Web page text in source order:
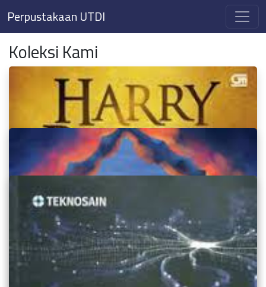
Perpustakaan UTDI
Koleksi Kami